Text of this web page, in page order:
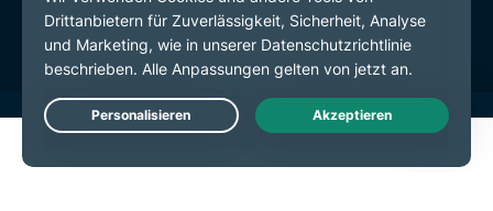
Cookie-Einstellungen
Live Chat